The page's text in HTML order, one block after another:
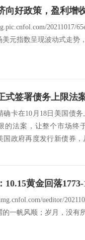
向好政策，盈利增
20211017/
美元指数呈现波动式走势
式签署债务上限法
确卡在10月18日美国债
的法案，让整个市场终
国政府再度发行新债券
10.15黄金回落
ueditor/
的一帆风顺；岁月，没有